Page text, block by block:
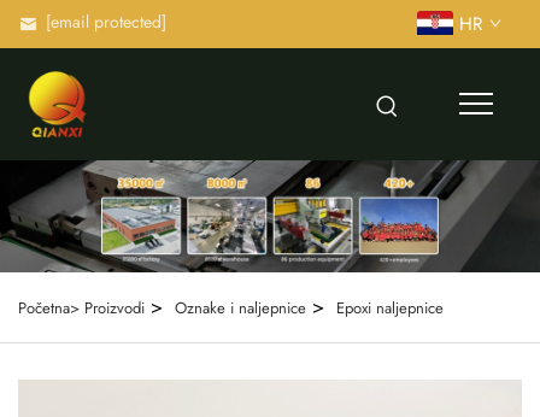
[email protected] HR
Početna> Proizvodi > Oznake i naljepnice > Epoxi naljepnice